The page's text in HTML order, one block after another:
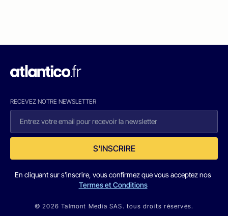
RECEVEZ NOTRE NEWSLETTER
S'INSCRIRE
En cliquant sur s'inscrire, vous confirmez que vous acceptez nos
Termes et Conditions
© 2026 Talmont Media SAS. tous droits réservés.